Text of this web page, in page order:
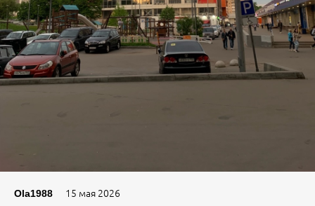
Ola1988 15 мая 2026